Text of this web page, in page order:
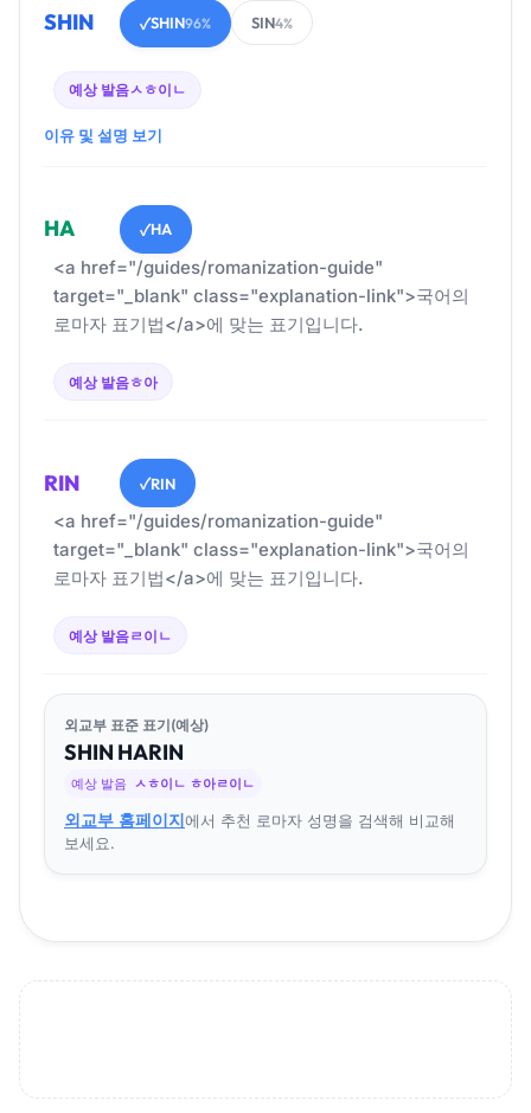
SHIN ✓SHIN96% SIN4%
예상 발음ㅅㅎ이ㄴ
이유 및 설명 보기
HA ✓HA
<a href="/guides/romanization-guide"
target="_blank" class="explanation-link">국어의
로마자 표기법</a>에 맞는 표기입니다.
예상 발음ㅎ아
RIN ✓RIN
<a href="/guides/romanization-guide"
target="_blank" class="explanation-link">국어의
로마자 표기법</a>에 맞는 표기입니다.
예상 발음ㄹ이ㄴ
외교부 표준 표기(예상)
SHIN HARIN
예상 발음 ㅅㅎ이ㄴ ㅎ아ㄹ이ㄴ
외교부 홈페이지에서 추천 로마자 성명을 검색해 비교해
보세요.